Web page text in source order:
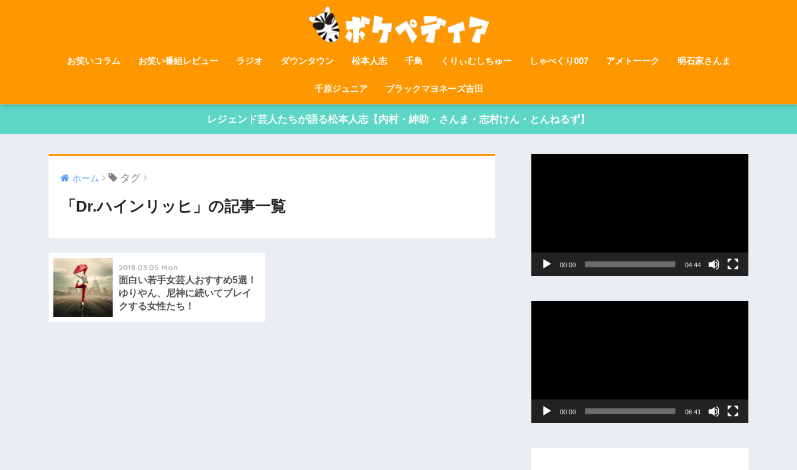
お笑いコラム お笑い番組レビュー ラジオ ダウンタウン 松本人志 千鳥 くりぃむしちゅー しゃべくり007 アメトーーク 明石家さんま
千原ジュニア ブラックマヨネーズ吉田
レジェンド芸人たちが語る松本人志【内村・紳助・さんま・志村けん・とんねるず】
ホーム タグ
「Dr.ハインリッヒ」の記事一覧
2018.03.05 Mon
面白い若手女芸人おすすめ5選！
ゆりやん、尼神に続いてブレイ
クする女性たち！
00:00 04:44
00:00 06:41